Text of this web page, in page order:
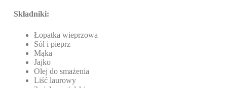
Składniki:
Łopatka wieprzowa
Sól i pieprz
Mąka
Jajko
Olej do smażenia
Liść laurowy